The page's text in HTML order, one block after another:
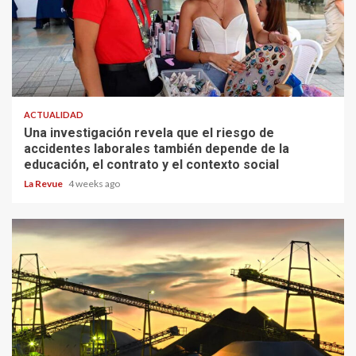
ACTUALIDAD
Una investigación revela que el riesgo de
accidentes laborales también depende de la
educación, el contrato y el contexto social
La Revue 4 weeks ago